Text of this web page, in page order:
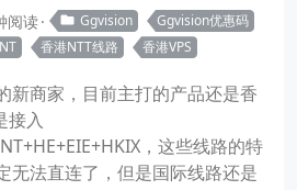
阅读 Ggvision
Ggvision优惠码
香港NTT线路 香港VPS
新商家，目前主打的产品还是香
接入
，这些线路的特
无法直连了，但是国际线路还是